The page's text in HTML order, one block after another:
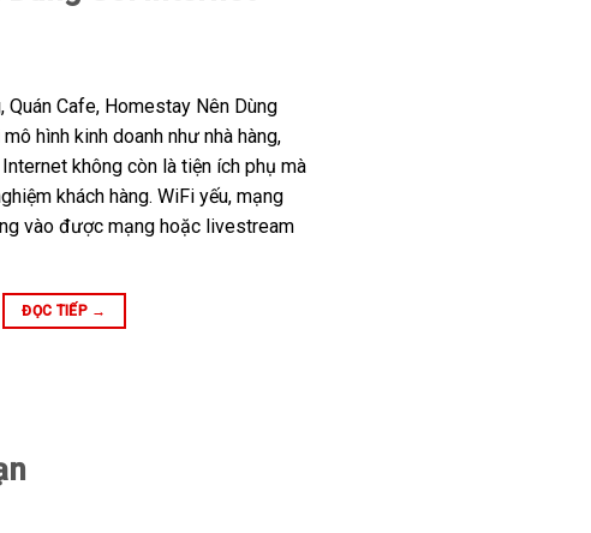
Quán Cafe, Homestay Nên Dùng
hình kinh doanh như nhà hàng,
không còn là tiện ích phụ mà
khách hàng. WiFi yếu, mạng
vào được mạng hoặc livestream
ĐỌC TIẾP →